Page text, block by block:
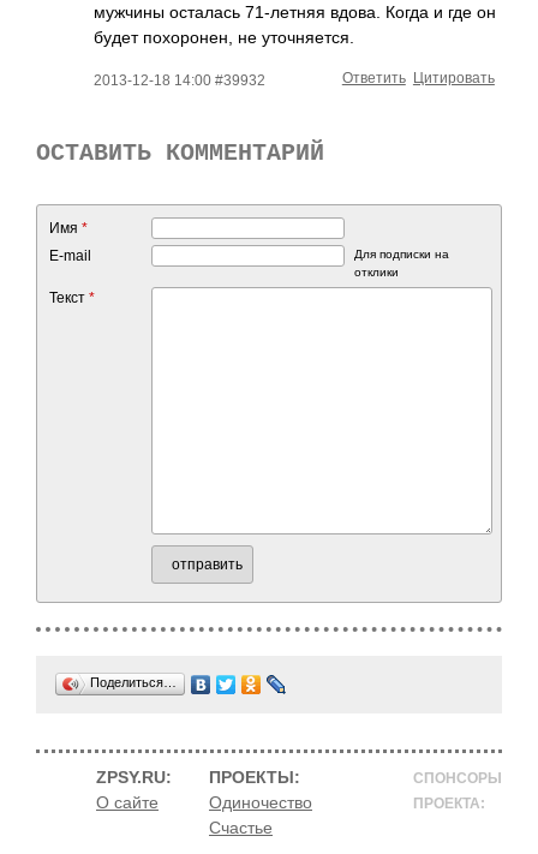
мужчины осталась 71-летняя вдова. Когда и где он
будет похоронен, не уточняется.
2013-12-18 14:00 #39932 Цитировать
Ответить
ОСТАВИТЬ КОММЕНТАРИЙ
Имя *
E-mail
Для подписки на
отклики
Текст *
отправить
Поделиться…
ZPSY.RU:
О сайте
ПРОЕКТЫ:
Одиночество
Счастье
СПОНСОРЫ
ПРОЕКТА: